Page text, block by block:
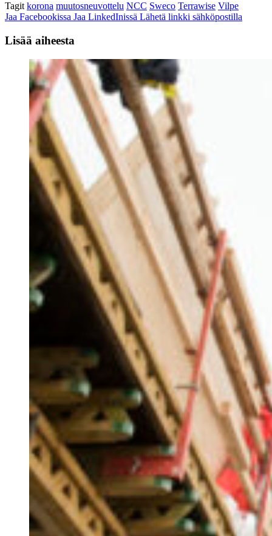
Tagit korona muutosneuvottelu NCC Sweco Terrawise Vilpe
Jaa Facebookissa Jaa LinkedInissä Lähetä linkki sähköpostilla
Lisää aiheesta